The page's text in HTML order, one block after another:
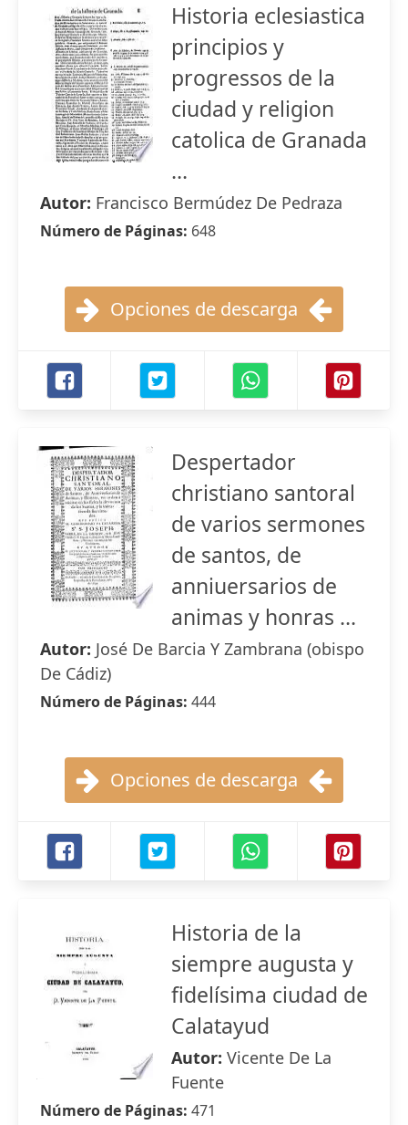
Historia eclesiastica
principios y
progressos de la
ciudad y religion
catolica de Granada
...
Autor: Francisco Bermúdez De Pedraza
Número de Páginas: 648
Opciones de descarga
Despertador
christiano santoral
de varios sermones
de santos, de
anniuersarios de
animas y honras ...
Autor: José De Barcia Y Zambrana (obispo
De Cádiz)
Número de Páginas: 444
Opciones de descarga
Historia de la
siempre augusta y
fidelísima ciudad de
Calatayud
Autor: Vicente De La
Fuente
Número de Páginas: 471